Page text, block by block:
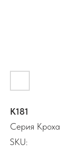
К181
Серия Кроха
SKU: